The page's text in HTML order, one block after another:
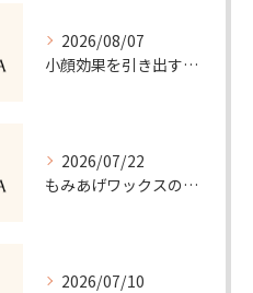
2026/08/07
小顔効果を引き出すフェイシャル施術の秘密
2026/07/22
もみあげワックスの美肌効果と安全性解説
2026/07/10